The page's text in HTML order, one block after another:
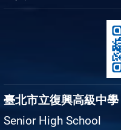
臺北市立復興高級中學
Senior High School